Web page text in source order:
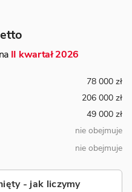
II kwartał 2026
78 000 zł
206 000 zł
49 000 zł
nie obejmuje
nie obejmuje
- jak liczymy